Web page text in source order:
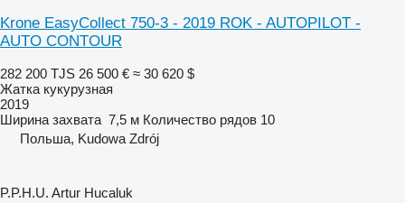
Krone EasyCollect 750-3 - 2019 ROK - AUTOPILOT -
AUTO CONTOUR
282 200 TJS 26 500 € ≈ 30 620 $
Жатка кукурузная
2019
Ширина захвата 7,5 м Количество рядов 10
Польша, Kudowa Zdrój
P.P.H.U. Artur Hucaluk